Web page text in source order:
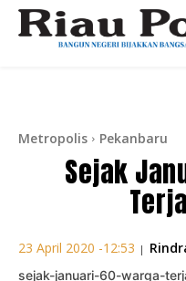
Metropolis Pekanbaru
Sejak
23 April 2020 -12:53 |
sejak-januari-60-warga-